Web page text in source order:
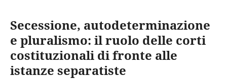
Secessione, autodeterminazione
e pluralismo: il ruolo delle corti
costituzionali di fronte alle
istanze separatiste